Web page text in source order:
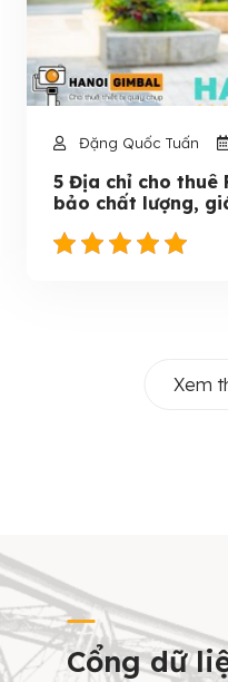
Đặng Quốc Tuấn
5 Địa chỉ cho thuê
bảo chất lượng,
Xem
Cổng dữ